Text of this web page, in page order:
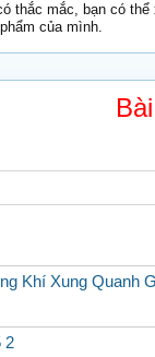
thắc mắc, bạn có
của mình.
Khí Xung Quanh
2